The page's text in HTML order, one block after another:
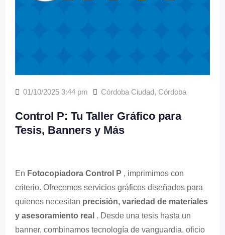
01/10/2025 3:44 pm Córdoba Ciudad, Córdoba
Control P: Tu Taller Gráfico para
Tesis, Banners y Más
En Fotocopiadora Control P , imprimimos con
criterio. Ofrecemos servicios gráficos diseñados para
quienes necesitan precisión, variedad de materiales
y asesoramiento real . Desde una tesis hasta un
banner, combinamos tecnología de vanguardia, oficio